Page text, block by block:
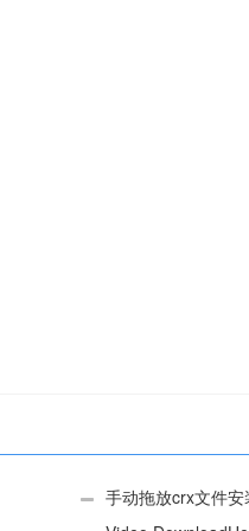
手动拖放crx文件